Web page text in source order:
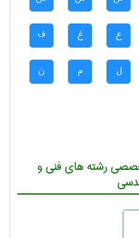
ع غ ف
ل م ن
رشته های فنی و